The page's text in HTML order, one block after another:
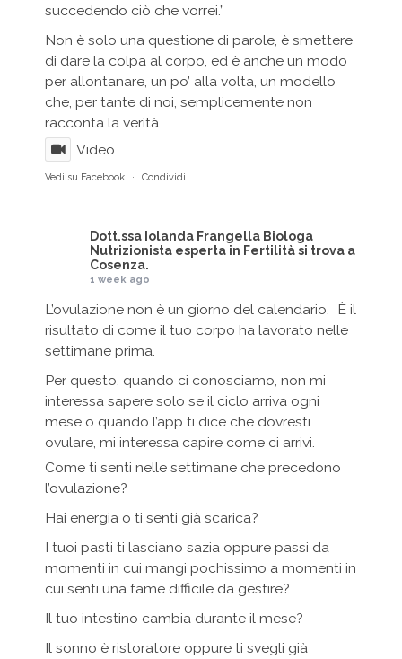
succedendo ciò che vorrei.”
Non è solo una questione di parole, è smettere
di dare la colpa al corpo, ed è anche un modo
per allontanare, un po’ alla volta, un modello
che, per tante di noi, semplicemente non
racconta la verità.
Video
Vedi su Facebook · Condividi
Dott.ssa Iolanda Frangella Biologa
Nutrizionista esperta in Fertilitàsi trova a
Cosenza.
1 week ago
L’ovulazione non è un giorno del calendario. È il
risultato di come il tuo corpo ha lavorato nelle
settimane prima.
Per questo, quando ci conosciamo, non mi
interessa sapere solo se il ciclo arriva ogni
mese o quando l’app ti dice che dovresti
ovulare, mi interessa capire come ci arrivi.
Come ti senti nelle settimane che precedono
l’ovulazione?
Hai energia o ti senti già scarica?
I tuoi pasti ti lasciano sazia oppure passi da
momenti in cui mangi pochissimo a momenti in
cui senti una fame difficile da gestire?
Il tuo intestino cambia durante il mese?
Il sonno è ristoratore oppure ti svegli già